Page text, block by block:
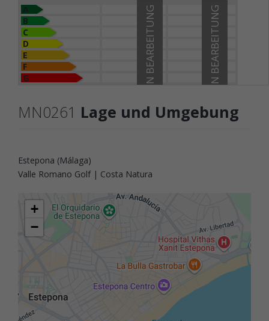
B
C
D
E
F
G
IN BEARBEITUNG
IN BEARBEITUNG
MN0261 Lage und Umgebung
Estepona (Málaga)
Valle Romano Golf | Costa Natura
+
−